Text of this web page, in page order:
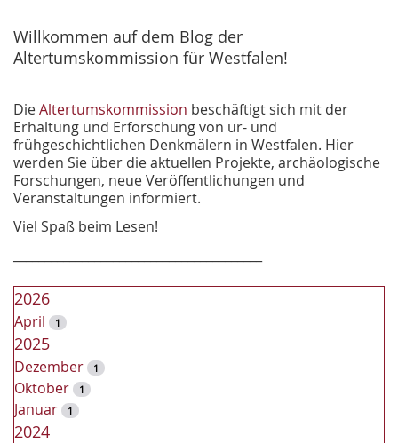
e
Willkommen auf dem Blog der
Altertumskommission für Westfalen!
DieAltertumskommission beschäftigt sich mit der
Erhaltung und Erforschung von ur- und
frühgeschichtlichen Denkmälern in Westfalen. Hier
werden Sie über die aktuellen Projekte, archäologische
Forschungen, neue Veröffentlichungen und
Veranstaltungen informiert.
Viel Spaß beim Lesen!
2026
April 1
2025
Dezember 1
Oktober 1
Januar 1
2024